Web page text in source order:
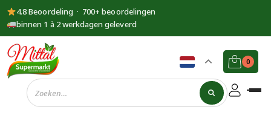
4.8 Beoordeling · 700+ beoordelingen
binnen 1 à 2 werkdagen geleverd
Supermarkt
Mittal
0